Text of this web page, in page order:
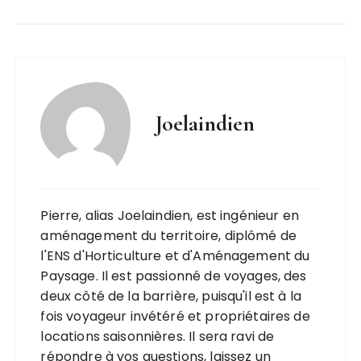
Joelaindien
Pierre, alias Joelaindien, est ingénieur en
aménagement du territoire, diplômé de
l'ENS d'Horticulture et d'Aménagement du
Paysage. Il est passionné de voyages, des
deux côté de la barrière, puisqu'il est à la
fois voyageur invétéré et propriétaires de
locations saisonnières. Il sera ravi de
répondre à vos questions, laissez un